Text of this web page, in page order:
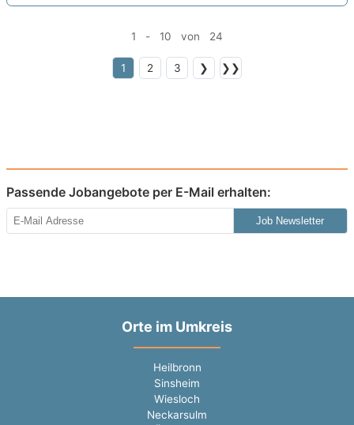
1 - 10 von 24
1 2 3 ❯ ❯❯
Passende Jobangebote per E-Mail erhalten:
Job Newsletter
Orte im Umkreis
Heilbronn
Sinsheim
Wiesloch
Neckarsulm